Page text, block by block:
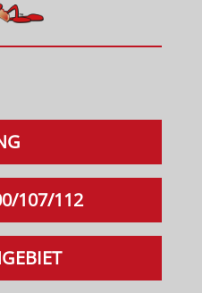
107/112